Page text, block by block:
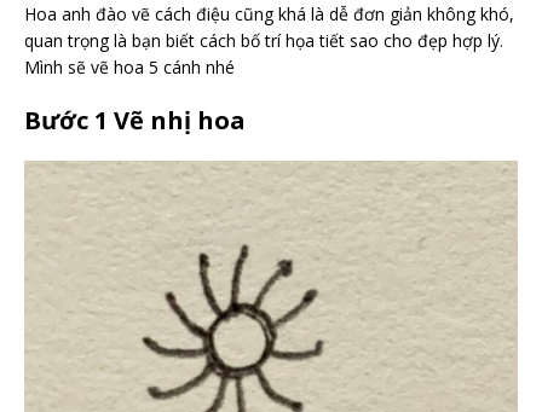
Hoa anh đào vẽ cách điệu cũng khá là dễ đơn giản không khó,
quan trọng là bạn biết cách bố trí họa tiết sao cho đẹp hợp lý.
Mình sẽ vẽ hoa 5 cánh nhé
Bước 1 Vẽ nhị hoa